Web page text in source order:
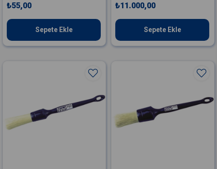
₺55,00
Sepete Ekle
₺11.000,00
Sepete Ekle